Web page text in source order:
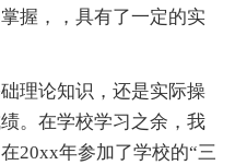
握，，具有了一定的实
理论知识，还是实际操
。在学校学习之余，我
20xx年参加了学校的“三